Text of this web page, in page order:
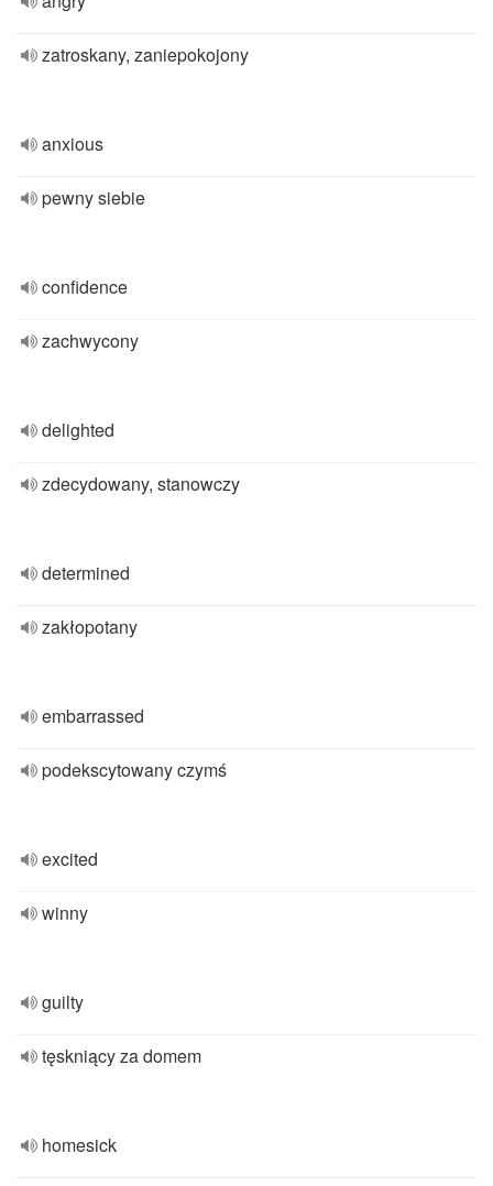
zatroskany, zaniepokojony
anxious
pewny siebie
confidence
zachwycony
delighted
zdecydowany, stanowczy
determined
zakłopotany
embarrassed
podekscytowany czymś
excited
winny
guilty
tęskniący za domem
homesick